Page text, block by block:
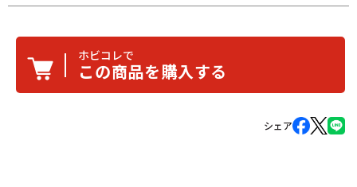
ホビコレで
この商品を購入する
シェア